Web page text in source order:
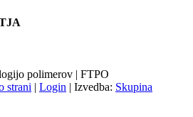
polimerov | FTPO
strani | Login | Izvedba: Skupina